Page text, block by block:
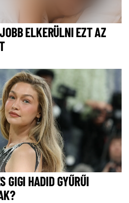
ELKERÜLNI EZT AZ
GIGI HADID GYŰRŰI